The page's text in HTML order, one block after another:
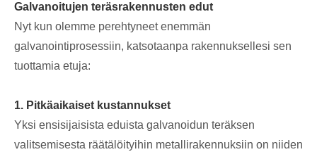
Galvanoitujen teräsrakennusten edut
Nyt kun olemme perehtyneet enemmän
galvanointiprosessiin, katsotaanpa rakennuksellesi sen
tuottamia etuja:
1. Pitkäaikaiset kustannukset
Yksi ensisijaisista eduista galvanoidun teräksen
valitsemisesta räätälöityihin metallirakennuksiin on niiden